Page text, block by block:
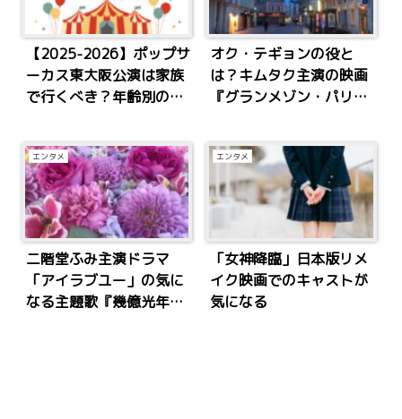
【2025-2026】ポップサ
ーカス東大阪公演は家族
で行くべき？年齢別の反
オク・テギョンの役と
は？キムタク主演の映画
『グランメゾン・パリ』
エンタメ
二階堂ふみ主演ドラマ
「アイラブユー」の気に
なる主題歌『幾億光年』
エンタメ
「女神降臨」日本版リメ
イク映画でのキャストが
気になる